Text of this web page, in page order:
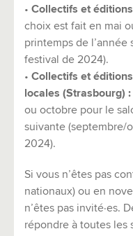
• Collectifs et
choix est fait en mai
printemps de
festival de 2024).
• Collectifs et
locales (Strasbourg) :
ou octobre pour le
suivante (septembre/
2024).
Si vous n’êtes pas
nationaux) ou en
n’êtes pas invité·es.
répondre à toutes les